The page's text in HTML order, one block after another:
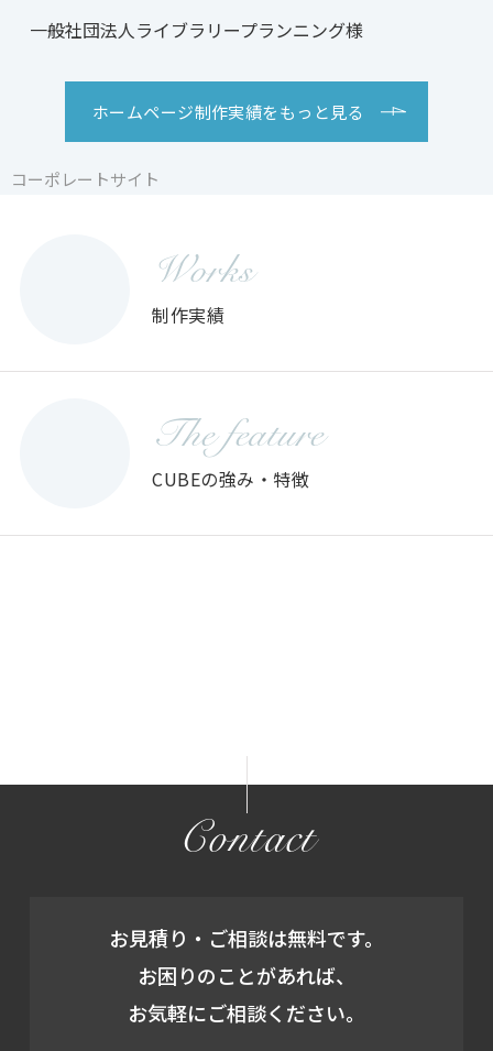
コーポレートサイト
コーポレートサイト
一般社団法人ライブラリープランニング様
コーポレートサイト
ホームページ制作実績をもっと見る
Works
制作実績
The feature
CUBEの強み・特徴
Contact
お見積り・ご相談は無料です。
お困りのことがあれば、
お気軽にご相談ください。